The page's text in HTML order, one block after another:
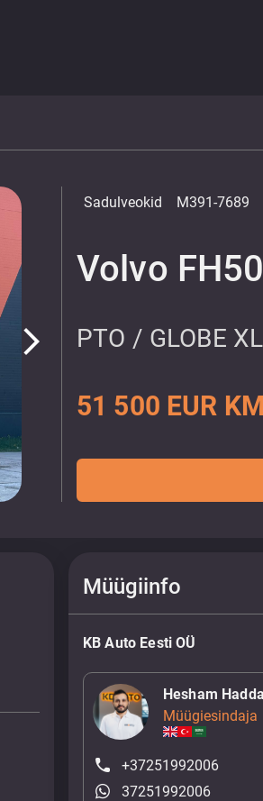
arrow_forward_ios
Sadulveokid M391-7689
Volvo
PTO / GLOBE
51 500 EUR
Müügiinfo
KB Auto Eesti OÜ
Hesham
Müügiesindaja
+37251992006
37251992006